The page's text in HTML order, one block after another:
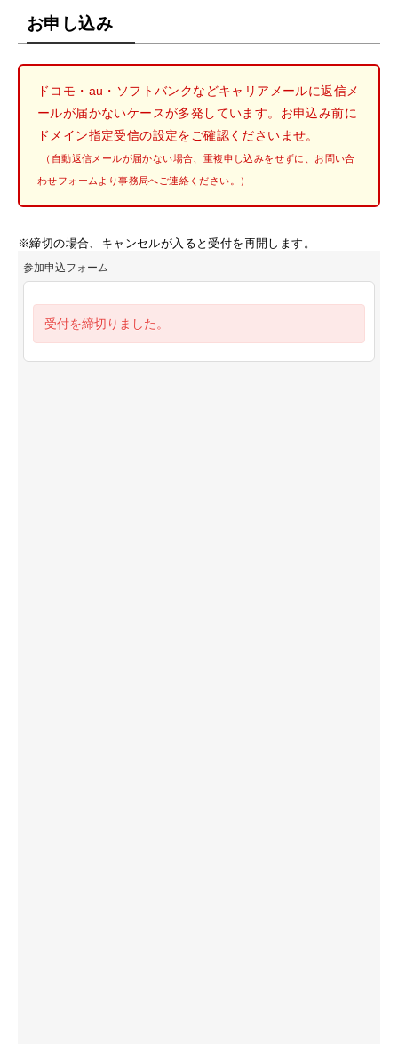
お申し込み
ドコモ・au・ソフトバンクなどキャリアメールに返信メ
ールが届かないケースが多発しています。お申込み前に
ドメイン指定受信の設定をご確認くださいませ。
（自動返信メールが届かない場合、重複申し込みをせずに、お問い合
わせフォームより事務局へご連絡ください。）
※締切の場合、キャンセルが入ると受付を再開します。